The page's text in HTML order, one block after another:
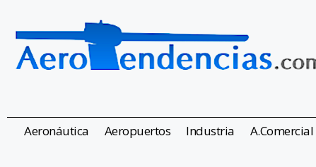
Aeronáutica Aeropuertos Industria A.Comercial